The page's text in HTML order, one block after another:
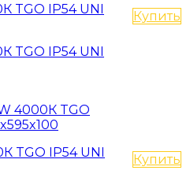
TGO IP54 UNI
TGO IP54 UNI
Купить
TGO IP54 UNI
Купить